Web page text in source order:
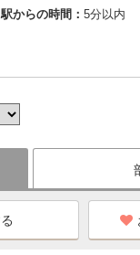
駅からの時間： 5分以内